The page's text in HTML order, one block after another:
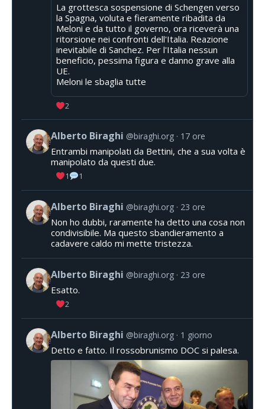
La grottesca sospensione di Schengen verso
la Spagna, voluta e fieramente ribadita da
Meloni e da tutto il governo, ora riceverà una
ritorsione nei confronti dell'Italia. Reazione
inevitabile di Sanchez. Per l'Italia nessun
beneficio, pessima figura e danno grave alla
UE.
Meloni le sbaglia tutte
2
Alberto Biraghi @biraghi.org 17 ore
Entrambi manipolati da Bettini, che a sua volta è
manipolato da questi due.
1 1
Alberto Biraghi @biraghi.org 23 ore
Non ho dubbi, raramente ha detto una cosa non
condivisibile. Ma questo sbandieramento a
cadavere caldo mi mette tristezza.
Alberto Biraghi @biraghi.org 23 ore
Esatto.
2
Alberto Biraghi @biraghi.org 1 giorno
Detto e fatto. Il rossobrunismo DOC si palesa.